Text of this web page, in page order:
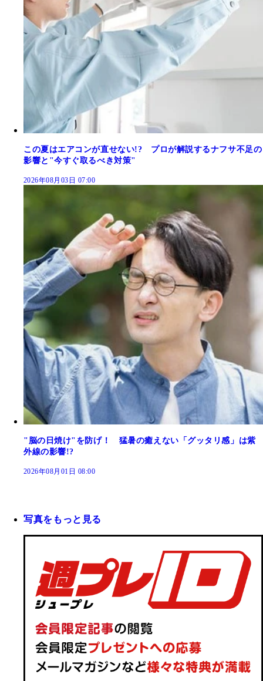
この夏はエアコンが直せない!? プロが解説するナフサ不足の
影響と"今すぐ取るべき対策"
2026年08月03日 07:00
"脳の日焼け"を防げ！ 猛暑の癒えない「グッタリ感」は紫
外線の影響!?
2026年08月01日 08:00
写真をもっと見る